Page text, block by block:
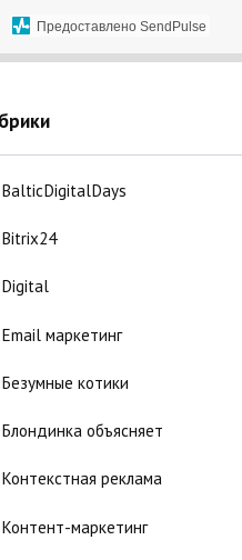
Предоставлено SendPulse
BalticDigitalDays
Bitrix24
Digital
Email маркетинг
Безумные котики
Блондинка объясняет
Контекстная реклама
Контент-маркетинг